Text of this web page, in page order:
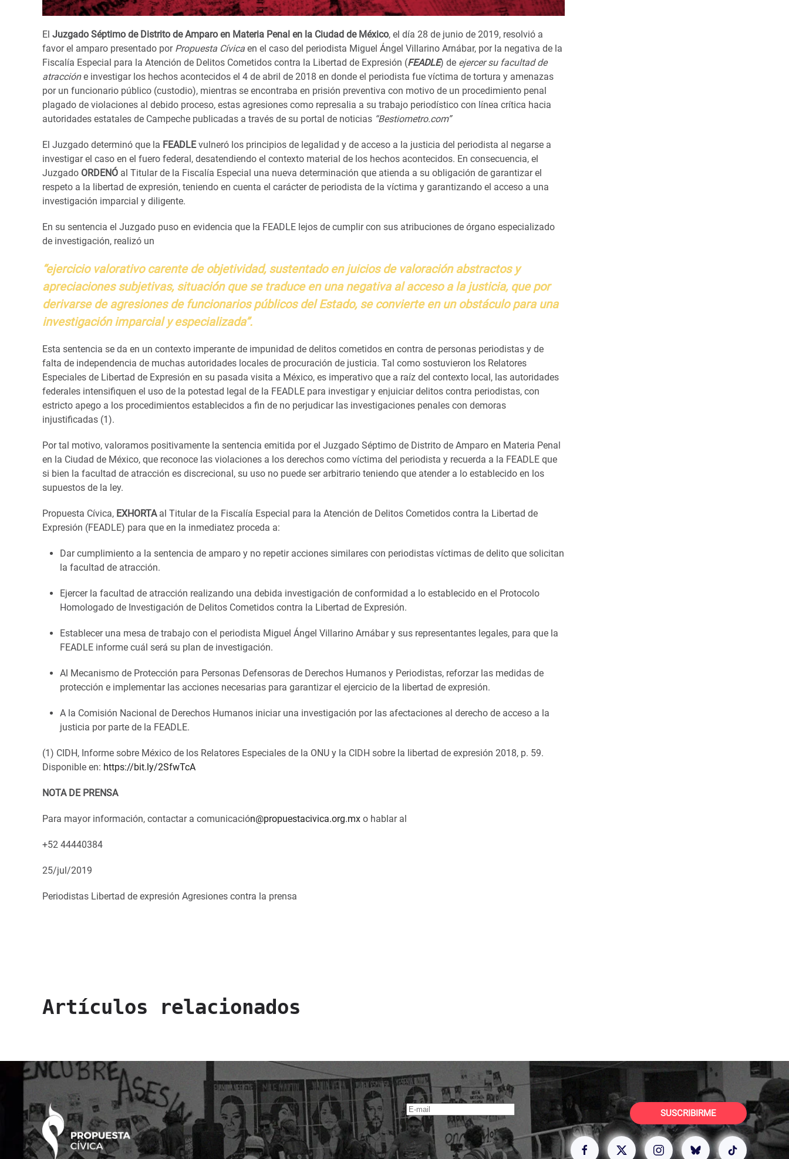
El Juzgado Séptimo de Distrito de Amparo en Materia Penal en la Ciudad de México, el día 28 de junio de 2019, resolvió a
favor el amparo presentado por Propuesta Cívica en el caso del periodista Miguel Ángel Villarino Arnábar, por la negativa de la
Fiscalía Especial para la Atención de Delitos Cometidos contra la Libertad de Expresión (FEADLE) de ejercer su facultad de
atracción e investigar los hechos acontecidos el 4 de abril de 2018 en donde el periodista fue víctima de tortura y amenazas
por un funcionario público (custodio), mientras se encontraba en prisión preventiva con motivo de un procedimiento penal
plagado de violaciones al debido proceso, estas agresiones como represalia a su trabajo periodístico con línea crítica hacia
autoridades estatales de Campeche publicadas a través de su portal de noticias “Bestiometro.com”
El Juzgado determinó que la FEADLE vulneró los principios de legalidad y de acceso a la justicia del periodista al negarse a
investigar el caso en el fuero federal, desatendiendo el contexto material de los hechos acontecidos. En consecuencia, el
Juzgado ORDENÓ al Titular de la Fiscalía Especial una nueva determinación que atienda a su obligación de garantizar el
respeto a la libertad de expresión, teniendo en cuenta el carácter de periodista de la víctima y garantizando el acceso a una
investigación imparcial y diligente.
En su sentencia el Juzgado puso en evidencia que la FEADLE lejos de cumplir con sus atribuciones de órgano especializado
de investigación, realizó un
“ejercicio valorativo carente de objetividad, sustentado en juicios de valoración abstractos y
apreciaciones subjetivas, situación que se traduce en una negativa al acceso a la justicia, que por
derivarse de agresiones de funcionarios públicos del Estado, se convierte en un obstáculo para una
investigación imparcial y especializada”.
Esta sentencia se da en un contexto imperante de impunidad de delitos cometidos en contra de personas periodistas y de
falta de independencia de muchas autoridades locales de procuración de justicia. Tal como sostuvieron los Relatores
Especiales de Libertad de Expresión en su pasada visita a México, es imperativo que a raíz del contexto local, las autoridades
federales intensifiquen el uso de la potestad legal de la FEADLE para investigar y enjuiciar delitos contra periodistas, con
estricto apego a los procedimientos establecidos a fin de no perjudicar las investigaciones penales con demoras
injustificadas (1).
Por tal motivo, valoramos positivamente la sentencia emitida por el Juzgado Séptimo de Distrito de Amparo en Materia Penal
en la Ciudad de México, que reconoce las violaciones a los derechos como víctima del periodista y recuerda a la FEADLE que
si bien la facultad de atracción es discrecional, su uso no puede ser arbitrario teniendo que atender a lo establecido en los
supuestos de la ley.
Propuesta Cívica, EXHORTA al Titular de la Fiscalía Especial para la Atención de Delitos Cometidos contra la Libertad de
Expresión (FEADLE) para que en la inmediatez proceda a:
Dar cumplimiento a la sentencia de amparo y no repetir acciones similares con periodistas víctimas de delito que solicitan
la facultad de atracción.
Ejercer la facultad de atracción realizando una debida investigación de conformidad a lo establecido en el Protocolo
Homologado de Investigación de Delitos Cometidos contra la Libertad de Expresión.
Establecer una mesa de trabajo con el periodista Miguel Ángel Villarino Arnábar y sus representantes legales, para que la
FEADLE informe cuál será su plan de investigación.
Al Mecanismo de Protección para Personas Defensoras de Derechos Humanos y Periodistas, reforzar las medidas de
protección e implementar las acciones necesarias para garantizar el ejercicio de la libertad de expresión.
A la Comisión Nacional de Derechos Humanos iniciar una investigación por las afectaciones al derecho de acceso a la
justicia por parte de la FEADLE.
(1) CIDH, Informe sobre México de los Relatores Especiales de la ONU y la CIDH sobre la libertad de expresión 2018, p. 59.
Disponible en: https://bit.ly/2SfwTcA
NOTA DE PRENSA
Para mayor información, contactar a comunicación@propuestacivica.org.mx o hablar al
+52 44440384
25/jul/2019
Periodistas Libertad de expresión Agresiones contra la prensa
Artículos relacionados
SUSCRIBIRME